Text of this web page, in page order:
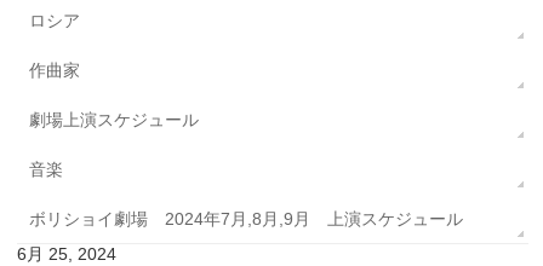
ロシア
作曲家
劇場上演スケジュール
音楽
ボリショイ劇場 2024年7月,8月,9月 上演スケジュール
6月 25, 2024